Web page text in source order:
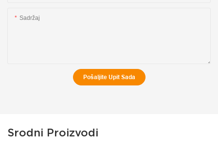
Sadržaj
Pošaljite Upit Sada
Srodni Proizvodi